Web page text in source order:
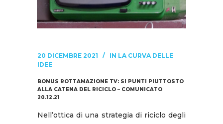
20 DICEMBRE 2021 IN LA CURVA DELLE
IDEE
BONUS ROTTAMAZIONE TV: SI PUNTI PIUTTOSTO
ALLA CATENA DEL RICICLO – COMUNICATO
20.12.21
Nell’ottica di una strategia di riciclo degli